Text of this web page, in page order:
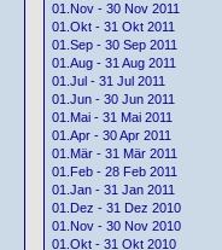
01.Nov - 30 Nov 2011
01.Okt - 31 Okt 2011
01.Sep - 30 Sep 2011
01.Aug - 31 Aug 2011
01.Jul - 31 Jul 2011
01.Jun - 30 Jun 2011
01.Mai - 31 Mai 2011
01.Apr - 30 Apr 2011
01.Mär - 31 Mär 2011
01.Feb - 28 Feb 2011
01.Jan - 31 Jan 2011
01.Dez - 31 Dez 2010
01.Nov - 30 Nov 2010
01.Okt - 31 Okt 2010